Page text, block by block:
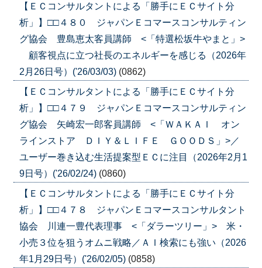
【ＥＣコンサルタントによる「勝手にＥＣサイト分
析」】□□４８０ ジャパンＥコマースコンサルティン
グ協会 豊島恵太客員講師 <「特選松坂牛やまと」>
顧客視点に立つ社長のエネルギーを感じる（2026年
2月26日号）('26/03/03) (0862)
【ＥＣコンサルタントによる「勝手にＥＣサイト分
析」】□□４７９ ジャパンＥコマースコンサルティン
グ協会 矢崎宏一郎客員講師 <「ＷＡＫＡＩ オン
ラインストア ＤＩＹ＆ＬＩＦＥ ＧＯＯＤＳ」>／
ユーザー巻き込む生活提案型ＥＣに注目（2026年2月1
9日号）('26/02/24) (0860)
【ＥＣコンサルタントによる「勝手にＥＣサイト分
析」】□□４７８ ジャパンＥコマースコンサルタント
協会 川連一豊代表理事 <「ダラーツリー」> 米・
小売３位を狙うオムニ戦略／ＡＩ検索にも強い（2026
年1月29日号）('26/02/05) (0858)